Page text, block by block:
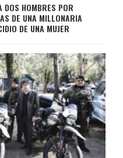
DOS HOMBRES POR
DE UNA MILLONARIA
DE UNA MUJER